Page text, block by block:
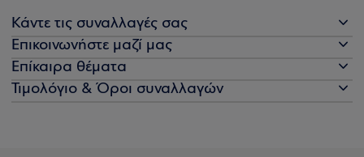
Κάντε τις συναλλαγές σας
Επικοινωνήστε μαζί μας
Επίκαιρα θέματα
Τιμολόγιο & Όροι συναλλαγών